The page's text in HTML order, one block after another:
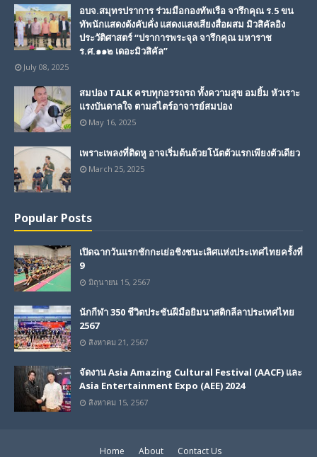
อบจ.สมุทรปราการ ร่วมมือกองทัพเรือ จารึกคุณ ร.5 ขน
ทัพนักแสดงดังคับคั่ง แสดงแสงเสียงสื่อผสม มิวสิคัลอิง
ประวัติศาสตร์ “ปราการพระจุล จารึกคุณ มหาราช
ร.ศ.๑๑๒ เดอะมิวสิคัล”
July 08, 2025
สมปอง TALK ครบทุกอรรถรถ ทั้งความสุข อมยิ้ม หัวเราะ
แรงบันดาลใจ ตามสไตร์อาจารย์สมปอง
May 16, 2025
เพราะเพลงที่ติดหู อาจเริ่มต้นด้วยโน้ตตัวแรกเพียงตัวเดียว
March 25, 2025
Popular Posts
เปิดฉากวันแรกชักกะเย่อชิงชนะเลิศแห่งประเทศไทยครั้งที่
9
มิถุนายน 15, 2567
นักกีฬา 350 ชีวิตประชันฝีมือยิมนาสติกลีลาประเทศไทย
2567
สิงหาคม 21, 2567
จัดงาน Asia Amazing Cultural Festival (AACF) และ
Asia Entertainment Expo (AEE) 2024
สิงหาคม 15, 2567
Home About Contact Us